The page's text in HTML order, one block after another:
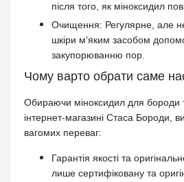
після того, як міноксидил
Очищення: Регулярне, але
шкіри м'яким засобом
закупорюванню пор.
Чому варто обрати саме
Обираючи міноксидил для бороди
інтернет-магазині Стаса Бороди,
вагомих переваг:
Гарантія якості та
лише сертифіковану та